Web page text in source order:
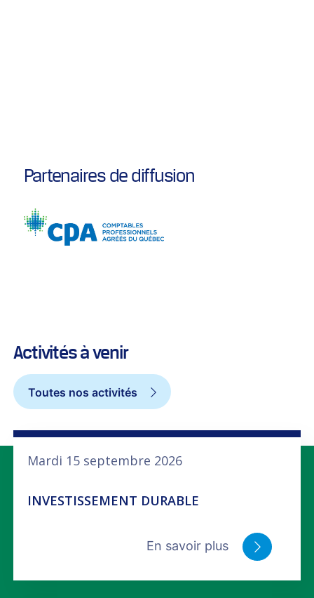
Partenaires de diffusion
Activités à venir
Toutes nos activités
Mardi 15 septembre 2026
INVESTISSEMENT DURABLE
En savoir plus